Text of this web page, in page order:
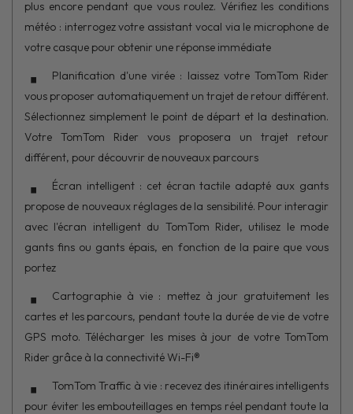
plus encore pendant que vous roulez. Vérifiez les conditions
météo : interrogez votre assistant vocal via le microphone de
votre casque pour obtenir une réponse immédiate
Planification d'une virée : laissez votre TomTom Rider
vous proposer automatiquement un trajet de retour différent.
Sélectionnez simplement le point de départ et la destination.
Votre TomTom Rider vous proposera un trajet retour
différent, pour découvrir de nouveaux parcours
Écran intelligent : cet écran tactile adapté aux gants
propose de nouveaux réglages de la sensibilité. Pour interagir
avec l'écran intelligent du TomTom Rider, utilisez le mode
gants fins ou gants épais, en fonction de la paire que vous
portez
Cartographie à vie : mettez à jour gratuitement les
cartes et les parcours, pendant toute la durée de vie de votre
GPS moto. Télécharger les mises à jour de votre TomTom
Rider grâce à la connectivité Wi-Fi®
TomTom Traffic à vie : recevez des itinéraires intelligents
pour éviter les embouteillages en temps réel pendant toute la